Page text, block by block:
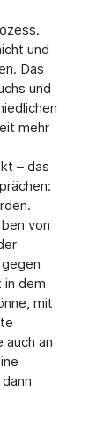
und
Das
und
mehr
– das
von
in dem
mit
auch an